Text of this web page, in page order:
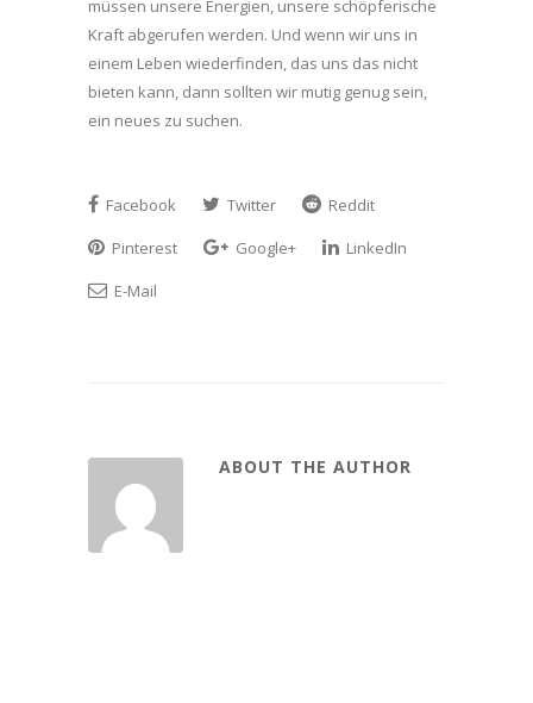
müssen unsere Energien, unsere schöpferische
Kraft abgerufen werden. Und wenn wir uns in
einem Leben wiederfinden, das uns das nicht
bieten kann, dann sollten wir mutig genug sein,
ein neues zu suchen.
Facebook Twitter
Reddit
Pinterest
Google+
LinkedIn
E-Mail
ABOUT THE AUTHOR